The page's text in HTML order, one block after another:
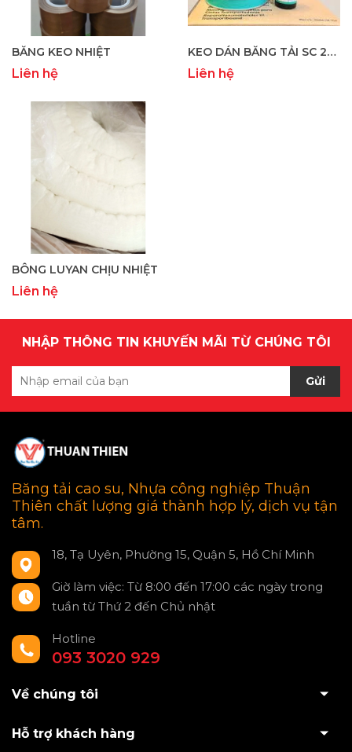
BĂNG KEO NHIỆT
Liên hệ
KEO DÁN BĂNG TẢI SC 2000
Liên hệ
BÔNG LUYAN CHỊU NHIỆT
Liên hệ
NHẬP THÔNG TIN KHUYẾN MÃI TỪ CHÚNG TÔI
Gửi
Băng tải cao su, Nhựa công nghiệp Thuận
Thiên chất lượng giá thành hợp lý, dịch vụ tận
tâm.
18, Tạ Uyên, Phường 15, Quận 5, Hồ Chí Minh
Giờ làm việc: Từ 8:00 đến 17:00 các ngày trong
tuần từ Thứ 2 đến Chủ nhật
Hotline
093 3020 929
Về chúng tôi
Hỗ trợ khách hàng